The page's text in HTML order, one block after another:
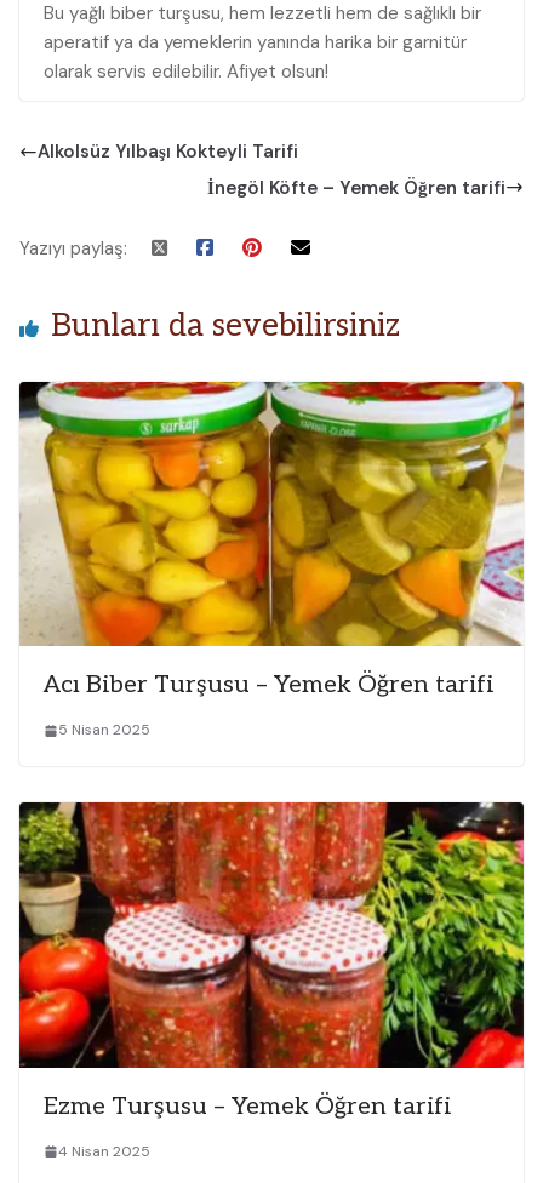
Bu yağlı biber turşusu, hem lezzetli hem de sağlıklı bir
aperatif ya da yemeklerin yanında harika bir garnitür
olarak servis edilebilir. Afiyet olsun!
Alkolsüz Yılbaşı Kokteyli Tarifi
İnegöl Köfte – Yemek Öğren tarifi
Yazıyı paylaş:
Bunları da sevebilirsiniz
Acı Biber Turşusu – Yemek Öğren tarifi
5 Nisan 2025
Ezme Turşusu – Yemek Öğren tarifi
4 Nisan 2025